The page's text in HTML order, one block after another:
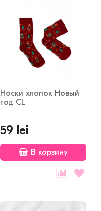
Носки хлопок Новый
год CL
59 lei
В корзину